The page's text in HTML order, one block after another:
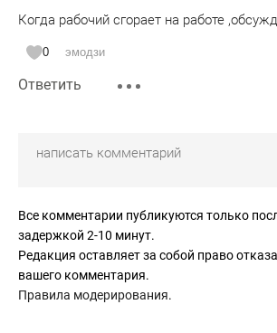
Когда рабочий сгорает на работе
0 эмодзи
Ответить
Все комментарии публикуются только
задержкой 2-10 минут.
Редакция оставляет за собой право
вашего комментария.
Правила модерирования.